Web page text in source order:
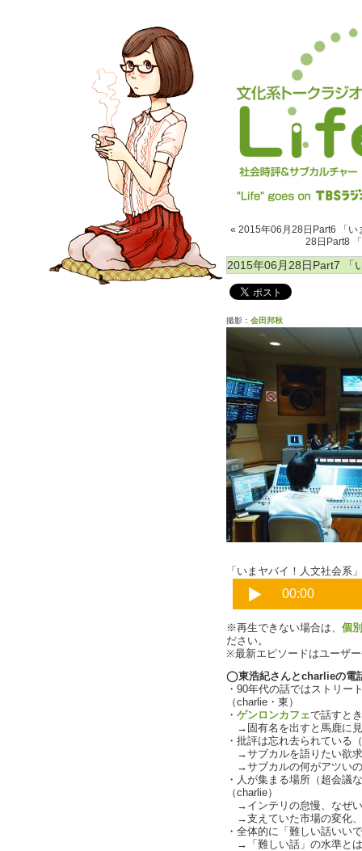
« 2015年06月28日Part6 「い
28日Part8
2015年06月28日Part7 「
撮影： 会田邦秋
「いまヤバイ！人文社会系
※再生できない場合は、 個
ださい。
※最新エピソードはユーザ
◯東浩紀さんとcharlieの電
・90年代の話ではストリー
（charlie・東）
・ ゲンロンカフェで話すと
→固有名を出すと馬鹿に
・批評は忘れ去られている
→サブカルを語りたい欲
→サブカルの何がアツい
・人が集まる場所（超会議
（charlie）
→インテリの怠慢、なぜい
→支えていた市場の変化、
・全体的に「難しい話いい
→「難しい話」の水準と